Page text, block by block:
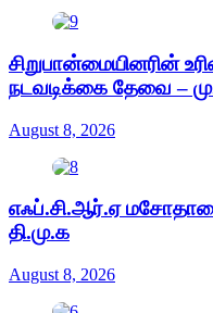
சிறுபான்மையினரின்
நடவடிக்கை தேவை –
August 8, 2026
எஃப்.சி.ஆர்.ஏ
தி.மு.க
August 8, 2026